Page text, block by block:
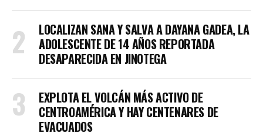
LOCALIZAN SANA Y SALVA A DAYANA GADEA, LA
ADOLESCENTE DE 14 AÑOS REPORTADA
DESAPARECIDA EN JINOTEGA
EXPLOTA EL VOLCÁN MÁS ACTIVO DE
CENTROAMÉRICA Y HAY CENTENARES DE
EVACUADOS